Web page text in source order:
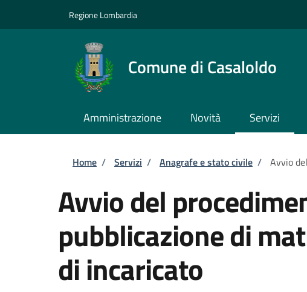
Regione Lombardia
Comune di Casaloldo
Amministrazione Novità Servizi
Briciole di pane
Home / Servizi / Anagrafe e stato civile / Avvio
Avvio del
pubblicazione di
di incaricato